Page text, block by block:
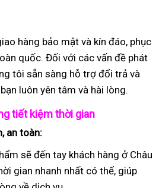
hàng bảo mật và kín đáo, phục
quốc. Đối với các vấn đề phát
tôi sẵn sàng hỗ trợ đổi trả và
luôn yên tâm và hài lòng.
tiết kiệm thời gian
an toàn:
sẽ đến tay khách hàng ở Châu
gian nhanh nhất có thể, giúp